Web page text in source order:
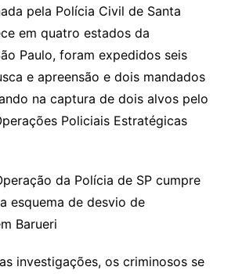
pela Polícia Civil de Santa
em quatro estados da
Paulo, foram expedidos seis
e apreensão e dois mandados
na captura de dois alvos pelo
Policiais Estratégicas
da Polícia de SP cumpre
esquema de desvio de
Barueri
investigações, os criminosos se